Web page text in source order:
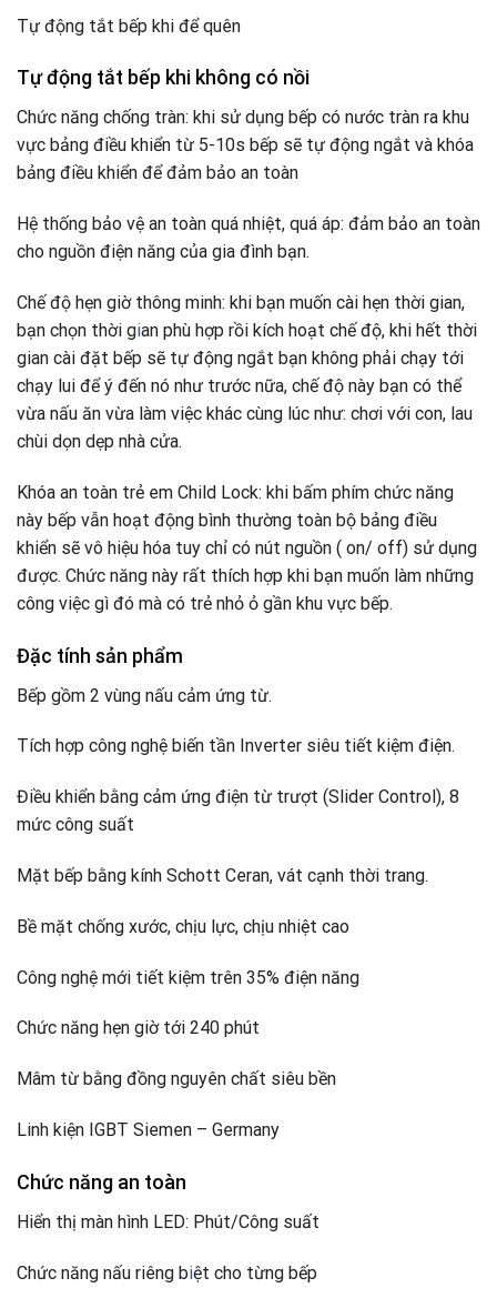
Tự động tắt bếp khi để quên
Tự động tắt bếp khi không có nồi
Chức năng chống tràn: khi sử dụng bếp có nước tràn ra khu
vực bảng điều khiển từ 5-10s bếp sẽ tự động ngắt và khóa
bảng điều khiển để đảm bảo an toàn
Hệ thống bảo vệ an toàn quá nhiệt, quá áp: đảm bảo an toàn
cho nguồn điện năng của gia đình bạn.
Chế độ hẹn giờ thông minh: khi bạn muốn cài hẹn thời gian,
bạn chọn thời gian phù hợp rồi kích hoạt chế độ, khi hết thời
gian cài đặt bếp sẽ tự động ngắt bạn không phải chạy tới
chạy lui để ý đến nó như trước nữa, chế độ này bạn có thể
vừa nấu ăn vừa làm việc khác cùng lúc như: chơi với con, lau
chùi dọn dẹp nhà cửa.
Khóa an toàn trẻ em Child Lock: khi bấm phím chức năng
này bếp vẫn hoạt động bình thường toàn bộ bảng điều
khiển sẽ vô hiệu hóa tuy chỉ có nút nguồn ( on/ off) sử dụng
được. Chức năng này rất thích hợp khi bạn muốn làm những
công việc gì đó mà có trẻ nhỏ ỏ gần khu vực bếp.
Đặc tính sản phẩm
Bếp gồm 2 vùng nấu cảm ứng từ.
Tích hợp công nghệ biến tần Inverter siêu tiết kiệm điện.
Điều khiển bằng cảm ứng điện từ trượt (Slider Control), 8
mức công suất
Mặt bếp bằng kính Schott Ceran, vát cạnh thời trang.
Bề mặt chống xước, chịu lực, chịu nhiệt cao
Công nghệ mới tiết kiệm trên 35% điện năng
Chức năng hẹn giờ tới 240 phút
Mâm từ bằng đồng nguyên chất siêu bền
Linh kiện IGBT Siemen – Germany
Chức năng an toàn
Hiển thị màn hình LED: Phút/Công suất
Chức năng nấu riêng biệt cho từng bếp